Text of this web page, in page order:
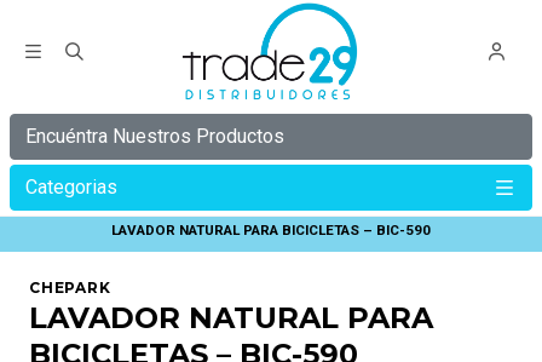
Encuéntra Nuestros Productos
Categorias
LAVADOR NATURAL PARA BICICLETAS – BIC-590
CHEPARK
LAVADOR NATURAL PARA
BICICLETAS – BIC-590